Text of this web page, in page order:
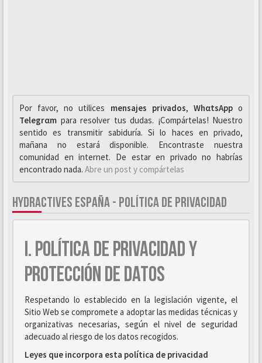
Por favor, no utilices mensajes privados, WhαtsAppo
Telegrαm para resolver tus dudas. ¡Compártelas! Nuestro
sentido es transmitir sabiduría. Si lo haces en privado,
mañana no estará disponible. Encontraste nuestra
comunidad en internet. De estar en privado no habrías
encontrado nada. Abre un post y compártelas
HYDRACTIVES ESPAÑA - POLÍTICA DE PRIVACIDAD
I. POLÍTICA DE PRIVACIDAD Y
PROTECCIÓN DE DATOS
Respetando lo establecido en la legislación vigente, el
Sitio Web se compromete a adoptar las medidas técnicas y
organizativas necesarias, según el nivel de seguridad
adecuado al riesgo de los datos recogidos.
Leyes que incorpora esta política de privacidad